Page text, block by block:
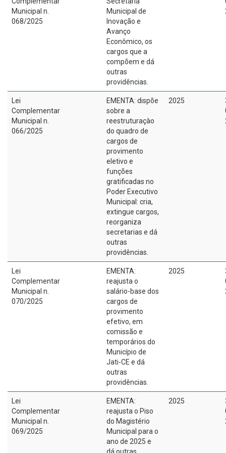
Municipal n.
068/2025
Municipal de
lnovação e
Avanço
Econômico, os
cargos que a
compõem e dá
outras
providências.
Lei
Complementar
Municipal n.
066/2025
EMENTA: dispõe
sobre a
reestruturaçào
do quadro de
cargos de
provimento
eletivo e
funções
gratificadas no
Poder Executivo
Municipal: cria,
extingue cargos,
reorganiza
secretarias e dá
outras
providências.
2025
Lei
Complementar
Municipal n.
070/2025
EMENTA:
reajusta o
salário-base dos
cargos de
provimento
efetivo, em
comissão e
temporários do
Município de
Jati-CE e dá
outras
providências.
2025
Lei
Complementar
Municipal n.
069/2025
EMENTA:
reajusta o Piso
do Magistério
Municipal para o
ano de 2025 e
dá outras
2025